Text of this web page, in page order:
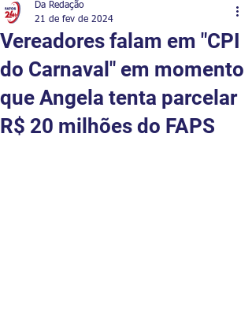
Vereadores falam em "CPI
do Carnaval" em momento
que Angela tenta parcelar
R$ 20 milhões do FAPS
Da Redação
21 de fev de 2024